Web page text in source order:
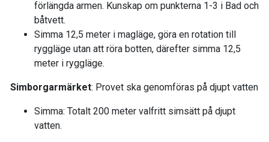
förlängda armen. Kunskap om punkterna 1-3 i Bad och
båtvett.
Simma 12,5 meter i magläge, göra en rotation till
ryggläge utan att röra botten, därefter simma 12,5
meter i ryggläge.
Simborgarmärket: Provet ska genomföras på djupt vatten
Simma: Totalt 200 meter valfritt simsätt på djupt
vatten.